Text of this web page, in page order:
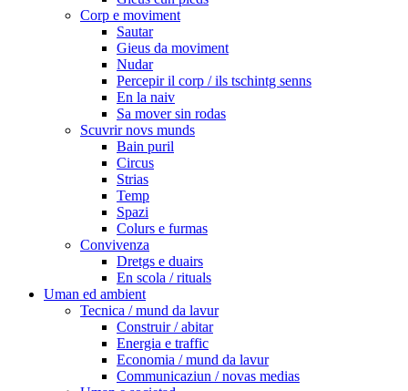
Corp e moviment
Sautar
Gieus da moviment
Nudar
Percepir il corp / ils tschintg senns
En la naiv
Sa mover sin rodas
Scuvrir novs munds
Bain puril
Circus
Strias
Temp
Spazi
Colurs e furmas
Convivenza
Dretgs e duairs
En scola / rituals
Uman ed ambient
Tecnica / mund da lavur
Construir / abitar
Energia e traffic
Economia / mund da lavur
Communicaziun / novas medias